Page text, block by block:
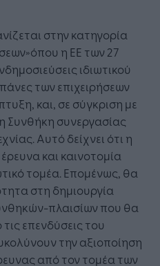
στην κατηγορία
η ΕΕ των 27
ιδιωτικού
των επιχειρήσεων
και, σε σύγκριση με
Συνθήκη συνεργασίας
Αυτό δείχνει ότι η
και καινοτομία
τομέα. Επομένως, θα
στη δημιουργία
πλαισίων που θα
επενδύσεις του
την αξιοποίηση
από τον τομέα των
Νοημοσύνη: το νέο
σύστημα της